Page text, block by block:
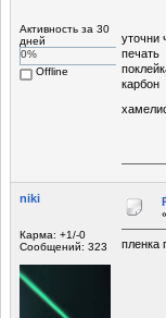
Активность за 30
дней
0%
Offline
уточни
печать
карбон
niki
Карма: +1/-0
Сообщений: 323
«
пленка